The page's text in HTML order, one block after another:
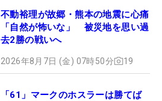
不動裕理が故郷・熊本の地震に心痛
「自然が怖いな」 被災地を思い過
去2勝の戦いへ
2026年8月7日 (金) 07時50分 19
「61」マークのホスラーは勝てば